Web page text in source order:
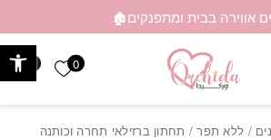
אווירה בבית ומתפנקים🏚️
0 הרשימה
/ ללא תפר/ תחתון ברזילאי תחרה וכותנה